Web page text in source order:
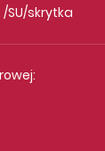
/SU/skrytka